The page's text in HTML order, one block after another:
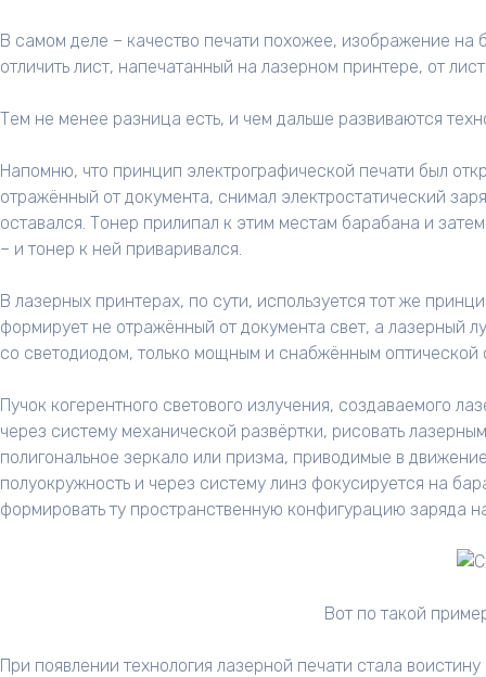
В самом деле – качество печати похожее, изображение на
отличить лист, напечатанный на лазерном принтере, от
Тем не менее разница есть, и чем дальше развиваются
Напомню, что принцип электрографической печати был
отражённый от документа, снимал электростатический
оставался. Тонер прилипал к этим местам барабана и
– и тонер к ней приваривался.
В лазерных принтерах, по сути, используется тот же
формирует не отражённый от документа свет, а лазерный
со светодиодом, только мощным и снабжённым оптической
Пучок когерентного светового излучения, создаваемого
через систему механической развёртки, рисовать
полигональное зеркало или призма, приводимые в
полуокружность и через систему линз фокусируется на
формировать ту пространственную конфигурацию заряда
Вот по такой
При появлении технология лазерной печати стала